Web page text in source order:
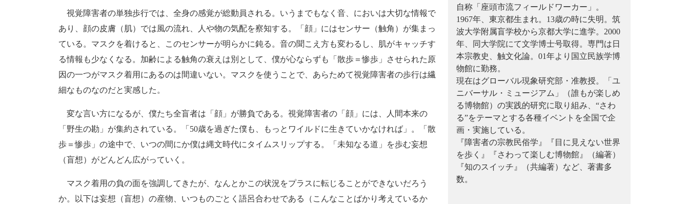
視覚障害者の単独歩行では、全身の感覚が総動員される。いうまでもなく音、においは大切な情報で
あり、顔の皮膚（肌）では風の流れ、人や物の気配を察知する。「顔」にはセンサー（触角）が集まっ
ている。マスクを着けると、このセンサーが明らかに鈍る。音の聞こえ方も変わるし、肌がキャッチす
る情報も少なくなる。加齢による触角の衰えは別として、僕が心ならずも「散歩＝惨歩」させられた原
因の一つがマスク着用にあるのは間違いない。マスクを使うことで、あらためて視覚障害者の歩行は繊
細なものなのだと実感した。
変な言い方になるが、僕たち全盲者は「顔」が勝負である。視覚障害者の「顔」には、人間本来の
「野生の勘」が集約されている。「50歳を過ぎた僕も、もっとワイルドに生きていかなければ」。「散
歩＝惨歩」の途中で、いつの間にか僕は縄文時代にタイムスリップする。「未知なる道」を歩む妄想
（盲想）がどんどん広がっていく。
マスク着用の負の面を強調してきたが、なんとかこの状況をプラスに転じることができないだろう
か。以下は妄想（盲想）の産物、いつものごとく語呂合わせである（こんなことばかり考えているか
自称「座頭市流フィールドワーカー」。
1967年、東京都生まれ。13歳の時に失明。筑
波大学附属盲学校から京都大学に進学。2000
年、同大学院にて文学博士号取得。専門は日
本宗教史、触文化論。01年より国立民族学博
物館に勤務。
現在はグローバル現象研究部・准教授。「ユ
ニバーサル・ミュージアム」（誰もが楽しめ
る博物館）の実践的研究に取り組み、“さわ
る”をテーマとする各種イベントを全国で企
画・実施している。
『障害者の宗教民俗学』『目に見えない世界
を歩く』『さわって楽しむ博物館』（編著）
『知のスイッチ』（共編著）など、著書多
数。